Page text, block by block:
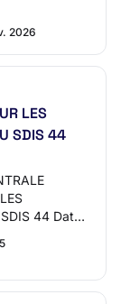
89 13mèl :
2026
LES
SDIS 44
44 Date